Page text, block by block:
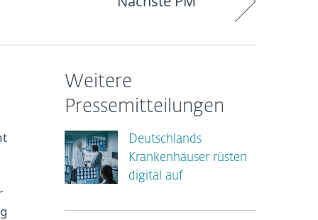
Weitere
Pressemitteilungen
Deutschlands
Krankenhäuser rüsten
digital auf